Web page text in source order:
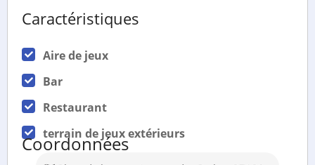
Caractéristiques
Aire de jeux
Bar
Restaurant
terrain de jeux extérieurs
Coordonnées